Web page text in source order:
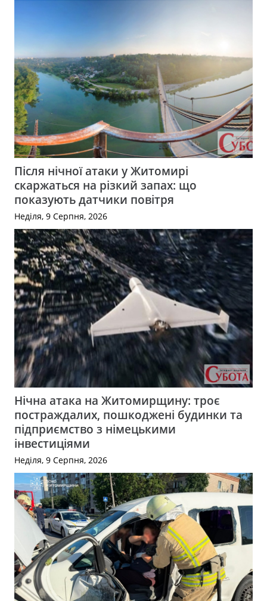
Після нічної атаки у Житомирі
скаржаться на різкий запах: що
показують датчики повітря
Неділя, 9 Серпня, 2026
Нічна атака на Житомирщину: троє
постраждалих, пошкоджені будинки та
підприємство з німецькими
інвестиціями
Неділя, 9 Серпня, 2026